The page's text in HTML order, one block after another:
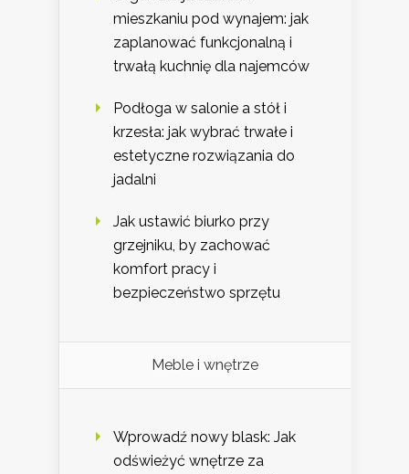
mieszkaniu pod wynajem: jak
zaplanować funkcjonalną i
trwałą kuchnię dla najemców
Podłoga w salonie a stół i
krzesła: jak wybrać trwałe i
estetyczne rozwiązania do
jadalni
Jak ustawić biurko przy
grzejniku, by zachować
komfort pracy i
bezpieczeństwo sprzętu
Meble i wnętrze
Wprowadź nowy blask: Jak
odświeżyć wnętrze za